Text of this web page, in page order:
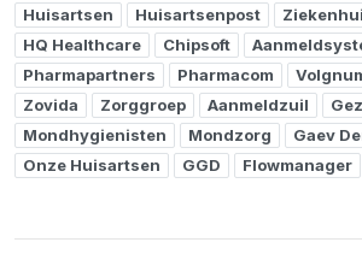
Huisartsen
Huisartsenpost
HQ Healthcare
Chipsoft
Pharmapartners
Pharmacom
Zovida
Zorggroep Aanmeldzuil
Mondhygienisten
Mondzorg
Gaev
Onze Huisartsen
GGD Flowmanager